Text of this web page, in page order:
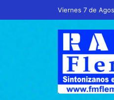
Viernes 7 de
Hoy es